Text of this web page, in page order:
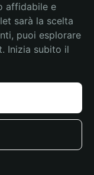
affidabile e
sarà la scelta
puoi esplorare
Inizia subito il